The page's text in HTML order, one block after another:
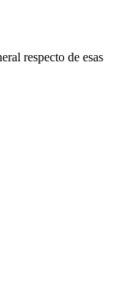
respecto de esas